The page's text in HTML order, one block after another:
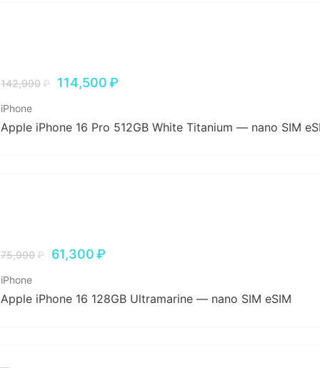
142,990₽ 114,500₽
iPhone
Apple iPhone 16 Pro 512GB White Titanium — nano SIM
75,990₽ 61,300₽
iPhone
Apple iPhone 16 128GB Ultramarine — nano SIM eSIM